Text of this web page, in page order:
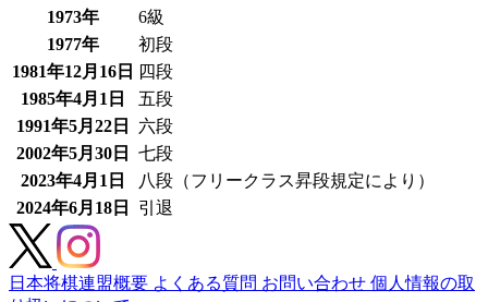
1973年
6級
1977年
初段
1981年12月16日
四段
1985年4月1日
五段
1991年5月22日
六段
2002年5月30日
七段
2023年4月1日
八段（フリークラス昇段規定により）
2024年6月18日
引退
日本将棋連盟概要 よくある質問 お問い合わせ 個人情報の取